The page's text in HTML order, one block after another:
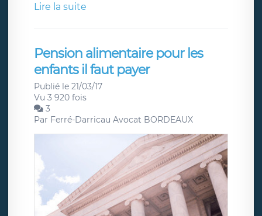
Lire la suite
Pension alimentaire pour les
enfants il faut payer
Publié le 21/03/17
Vu 3 920 fois
3
Par Ferré-Darricau Avocat BORDEAUX